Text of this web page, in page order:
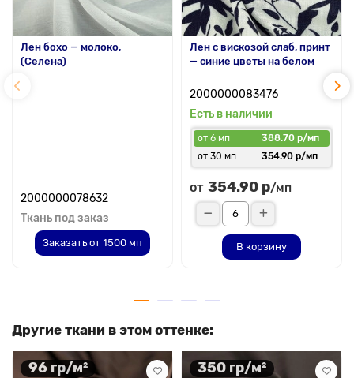
Лен бохо — молоко,
(Селена)
2000000078632
Ткань под заказ
Заказать от 1500 мп
Лен с вискозой слаб, принт
— синие цветы на белом
2000000083476
Есть в наличии
от 6 мп
388.70 р/мп
от 30 мп
354.90 р/мп
от 354.90 р/мп
В корзину
Другие ткани в этом оттенке:
96 гр/м² 350 гр/м²